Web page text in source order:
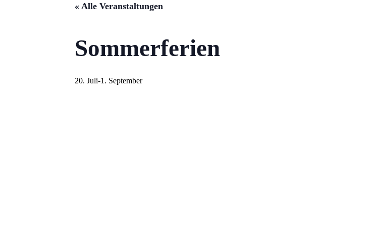
« Alle Veranstaltungen
Sommerferien
20. Juli-1. September